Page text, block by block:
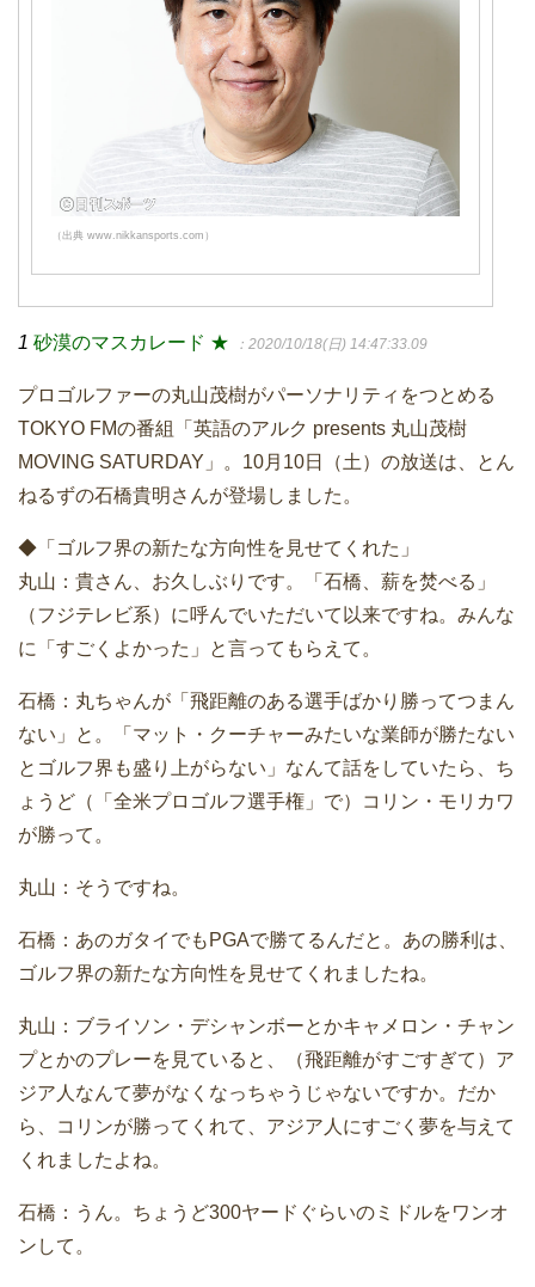
（出典 www.nikkansports.com）
1 砂漠のマスカレード ★ ：2020/10/18(日) 14:47:33.09
プロゴルファーの丸山茂樹がパーソナリティをつとめる
TOKYO FMの番組「英語のアルク presents 丸山茂樹
MOVING SATURDAY」。10月10日（土）の放送は、とん
ねるずの石橋貴明さんが登場しました。
◆「ゴルフ界の新たな方向性を見せてくれた」
丸山：貴さん、お久しぶりです。「石橋、薪を焚べる」
（フジテレビ系）に呼んでいただいて以来ですね。みんな
に「すごくよかった」と言ってもらえて。
石橋：丸ちゃんが「飛距離のある選手ばかり勝ってつまん
ない」と。「マット・クーチャーみたいな業師が勝たない
とゴルフ界も盛り上がらない」なんて話をしていたら、ち
ょうど（「全米プロゴルフ選手権」で）コリン・モリカワ
が勝って。
丸山：そうですね。
石橋：あのガタイでもPGAで勝てるんだと。あの勝利は、
ゴルフ界の新たな方向性を見せてくれましたね。
丸山：ブライソン・デシャンボーとかキャメロン・チャン
プとかのプレーを見ていると、（飛距離がすごすぎて）ア
ジア人なんて夢がなくなっちゃうじゃないですか。だか
ら、コリンが勝ってくれて、アジア人にすごく夢を与えて
くれましたよね。
石橋：うん。ちょうど300ヤードぐらいのミドルをワンオ
ンして。